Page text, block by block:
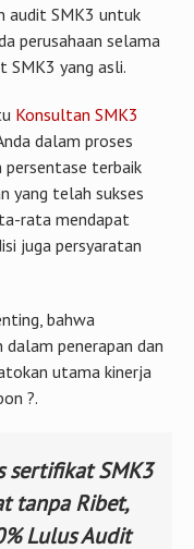
audit SMK3 untuk
perusahaan selama
SMK3 yang asli.
Konsultan SMK3
dalam proses
terbaik
yang telah sukses
rata mendapat
juga persyaratan
bahwa
dalam penerapan dan
utama kinerja
?.
sertifikat SMK3
tanpa Ribet,
Lulus Audit